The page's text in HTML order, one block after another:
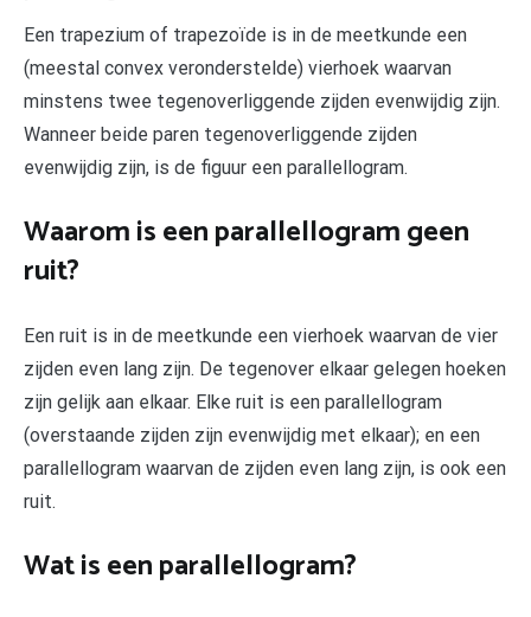
Een trapezium of trapezoïde is in de meetkunde een
(meestal convex veronderstelde) vierhoek waarvan
minstens twee tegenoverliggende zijden evenwijdig zijn.
Wanneer beide paren tegenoverliggende zijden
evenwijdig zijn, is de figuur een parallellogram.
Waarom is een parallellogram geen
ruit?
Een ruit is in de meetkunde een vierhoek waarvan de vier
zijden even lang zijn. De tegenover elkaar gelegen hoeken
zijn gelijk aan elkaar. Elke ruit is een parallellogram
(overstaande zijden zijn evenwijdig met elkaar); en een
parallellogram waarvan de zijden even lang zijn, is ook een
ruit.
Wat is een parallellogram?